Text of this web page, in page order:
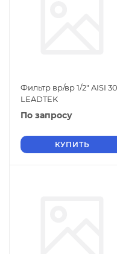
Фильтр вр/вр 1/2" AISI
LEADTEK
По запросу
КУПИТЬ